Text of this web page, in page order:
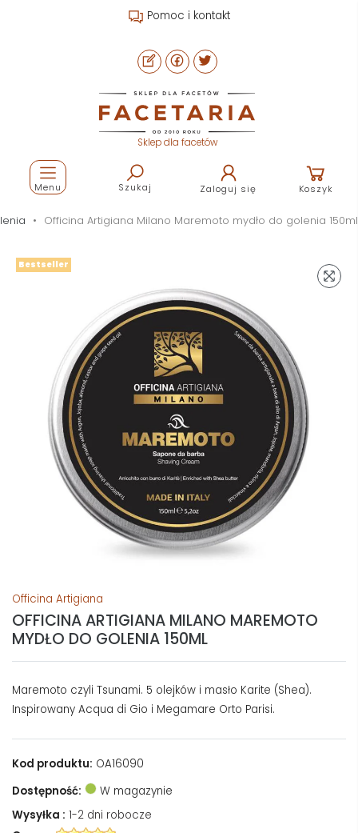
Pomoc i kontakt
Sklep dla facetów
Szukaj Zaloguj się Koszyk
Menu
Officina Artigiana Milano Maremoto mydło do golenia 150ml
Bestseller
Officina Artigiana
OFFICINA ARTIGIANA MILANO MAREMOTO
MYDŁO DO GOLENIA 150ML
Maremoto czyli Tsunami. 5 olejków i masło Karite (Shea).
Inspirowany Acqua di Gio i Megamare Orto Parisi.
Kod produktu: OA16090
Dostępność:
W magazynie
Wysyłka : 1-2 dni robocze